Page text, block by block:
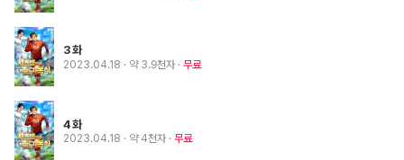
3화
2023.04.18 · 약 3.9천자 무료
4화
2023.04.18 · 약 4천자 무료